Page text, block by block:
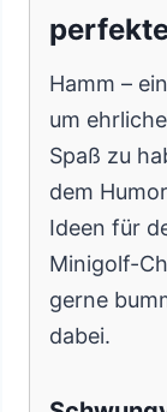
Hamm –
um
Spaß zu
dem
Ideen für
Minigolf-
gerne
dabei.